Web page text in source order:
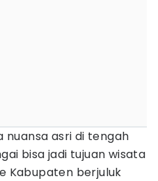
nuansa asri di tengah
bisa jadi tujuan wisata
Kabupaten berjuluk